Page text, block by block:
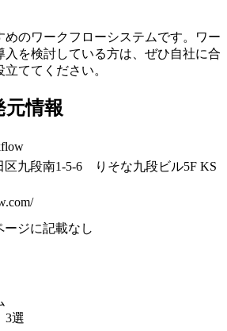
めのワークフローシステムです。ワー
入を検討している方は、ぜひ自社に合
ててください。
情報
区九段南1-5-6 りそな九段ビル5F KS
ージに記載なし
3選